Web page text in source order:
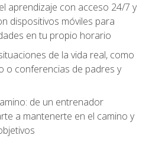
aprendizaje con acceso 24/7 y
dispositivos móviles para
en tu propio horario
de la vida real, como
o conferencias de padres y
de un entrenador
a mantenerte en el camino y